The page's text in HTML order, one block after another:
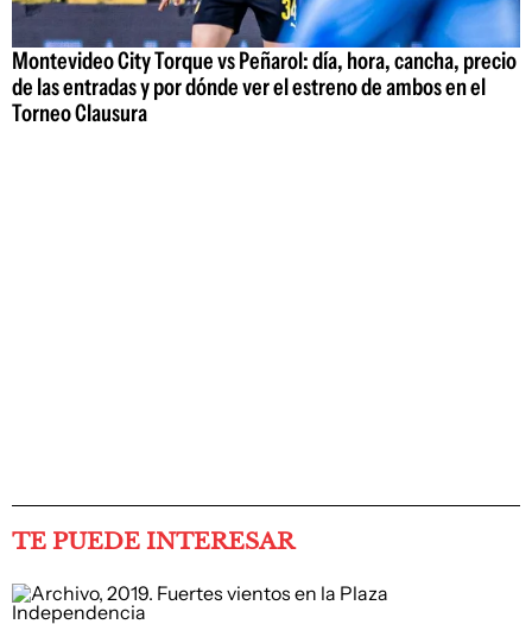
Montevideo City Torque vs Peñarol: día, hora, cancha, precio
de las entradas y por dónde ver el estreno de ambos en el
Torneo Clausura
TE PUEDE INTERESAR